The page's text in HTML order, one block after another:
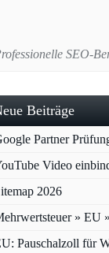
SEO-
Beiträge
Partner
Video
2026
» EU
Pauschalzoll für